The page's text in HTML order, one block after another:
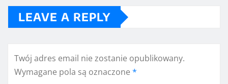
LEAVE A REPLY
Twój adres email nie zostanie opublikowany.
Wymagane pola są oznaczone *